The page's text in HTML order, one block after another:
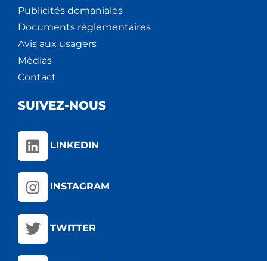
Publicités domaniales
Documents règlementaires
Avis aux usagers
Médias
Contact
SUIVEZ-NOUS
LINKEDIN
INSTAGRAM
TWITTER